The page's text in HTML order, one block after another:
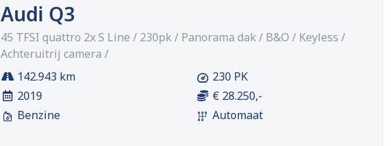
Audi Q3
45 TFSI quattro 2x S Line / 230pk / Panorama dak / B&O / Keyless /
Achteruitrij camera /
142.943 km
2019
Benzine
230 PK
€ 28.250,-
Automaat